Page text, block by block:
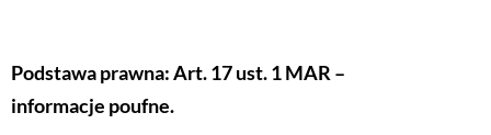
Podstawa prawna: Art. 17 ust. 1 MAR –
informacje poufne.